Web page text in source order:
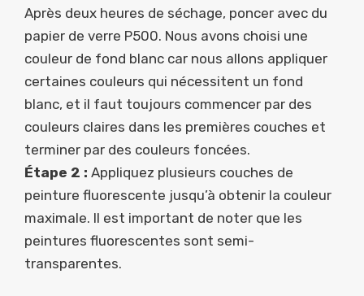
Après deux heures de séchage, poncer avec du
papier de verre P500. Nous avons choisi une
couleur de fond blanc car nous allons appliquer
certaines couleurs qui nécessitent un fond
blanc, et il faut toujours commencer par des
couleurs claires dans les premières couches et
terminer par des couleurs foncées.
Étape 2 : Appliquez plusieurs couches de
peinture fluorescente jusqu’à obtenir la couleur
maximale. Il est important de noter que les
peintures fluorescentes sont semi-
transparentes.